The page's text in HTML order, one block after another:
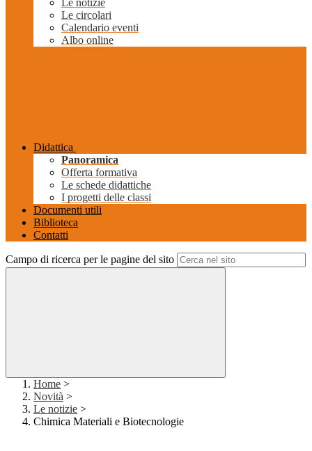
Le notizie
Le circolari
Calendario eventi
Albo online
Didattica
Panoramica
Offerta formativa
Le schede didattiche
I progetti delle classi
Documenti utili
Biblioteca
Contatti
Campo di ricerca per le pagine del sito
Home >
Novità >
Le notizie >
Chimica Materiali e Biotecnologie